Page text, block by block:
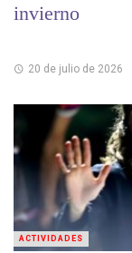
invierno
20 de julio de 2026
ACTIVIDADES